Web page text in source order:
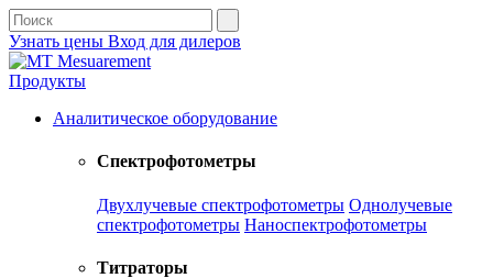
Узнать цены Вход для дилеров
Продукты
Аналитическое оборудование
Спектрофотометры
Двухлучевые спектрофотометры Однолучевые
спектрофотометры Наноспектрофотометры
Титраторы